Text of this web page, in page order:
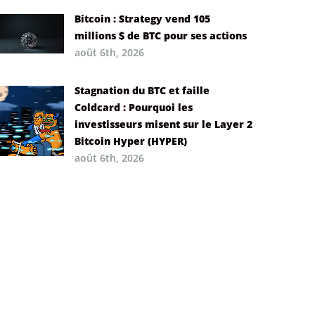
Bitcoin : Strategy vend 105
millions $ de BTC pour ses actions
août 6th, 2026
Stagnation du BTC et faille
Coldcard : Pourquoi les
investisseurs misent sur le Layer 2
Bitcoin Hyper (HYPER)
août 6th, 2026